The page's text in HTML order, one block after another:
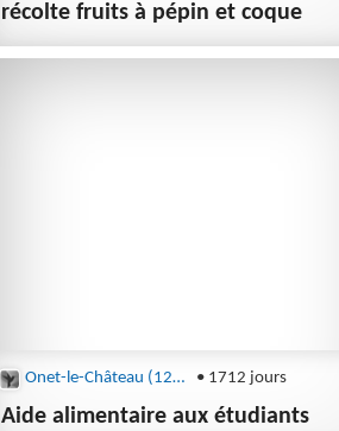
récolte fruits à pépin et coque
Onet-le-Château (12850) • 1712 jours
Aide alimentaire aux étudiants